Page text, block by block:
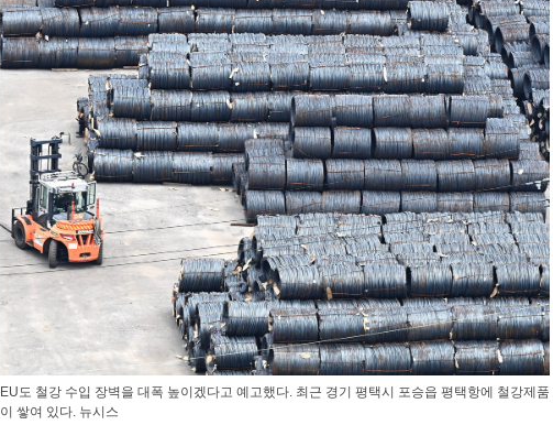
EU도 철강 수입 장벽을 대폭 높이겠다고 예고했다. 최근 경기 평택시 포승읍 평택항에 철강제품
이 쌓여 있다. 뉴시스